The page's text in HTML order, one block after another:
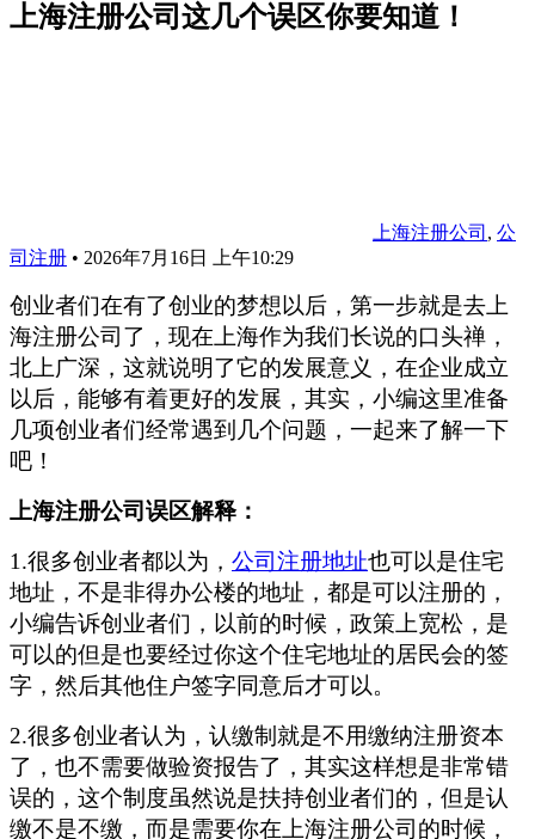
上海注册公司这几个误区你要知道！
上海注册公司 , 公
司注册 • 2026年7月16日 上午10:29
创业者们在有了创业的梦想以后，第一步就是去上
海注册公司了，现在上海作为我们长说的口头禅，
北上广深，这就说明了它的发展意义，在企业成立
以后，能够有着更好的发展，其实，小编这里准备
几项创业者们经常遇到几个问题，一起来了解一下
吧！
上海注册公司误区解释：
1.很多创业者都以为， 公司注册地址也可以是住宅
地址，不是非得办公楼的地址，都是可以注册的，
小编告诉创业者们，以前的时候，政策上宽松，是
可以的但是也要经过你这个住宅地址的居民会的签
字，然后其他住户签字同意后才可以。
2.很多创业者认为，认缴制就是不用缴纳注册资本
了，也不需要做验资报告了，其实这样想是非常错
误的，这个制度虽然说是扶持创业者们的，但是认
缴不是不缴，而是需要你在上海注册公司的时候，